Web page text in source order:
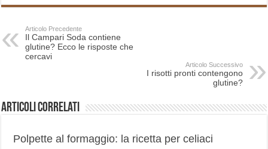
Articolo Precedente
Il Campari Soda contiene
glutine? Ecco le risposte che
cercavi
Articolo Successivo
I risotti pronti contengono
glutine?
Articoli correlati
Polpette al formaggio: la ricetta per celiaci